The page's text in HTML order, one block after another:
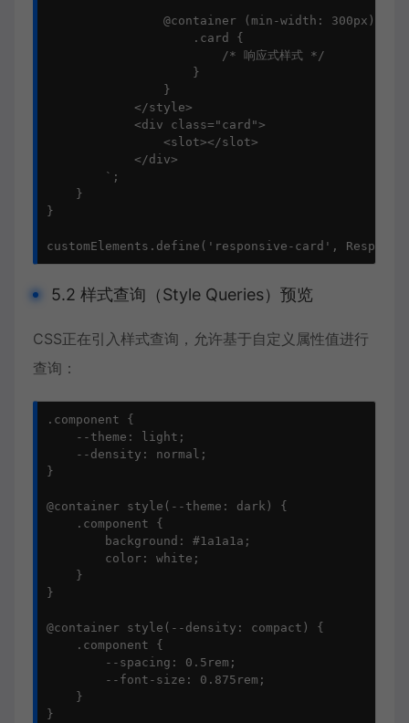
                @container (min-width: 300px) {
                    .card {
                        /* 响应式样式 */
                    }
                }
            </style>
            <div class="card">
                <slot></slot>
            </div>
        `;
    }
}
customElements.define('responsive-card',
5.2 样式查询（Style Queries）预览
CSS正在引入样式查询，允许基于自定义属性值进行
查询：
.component {
    --theme: light;
    --density: normal;
}
@container style(--theme: dark) {
    .component {
        background: #1a1a1a;
        color: white;
    }
}
@container style(--density: compact) {
    .component {
        --spacing: 0.5rem;
        --font-size: 0.875rem;
    }
}